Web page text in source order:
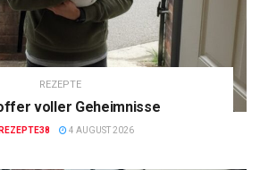
REZEPTE
voller Geheimnisse
REZEPTE38 4 AUGUST 2026